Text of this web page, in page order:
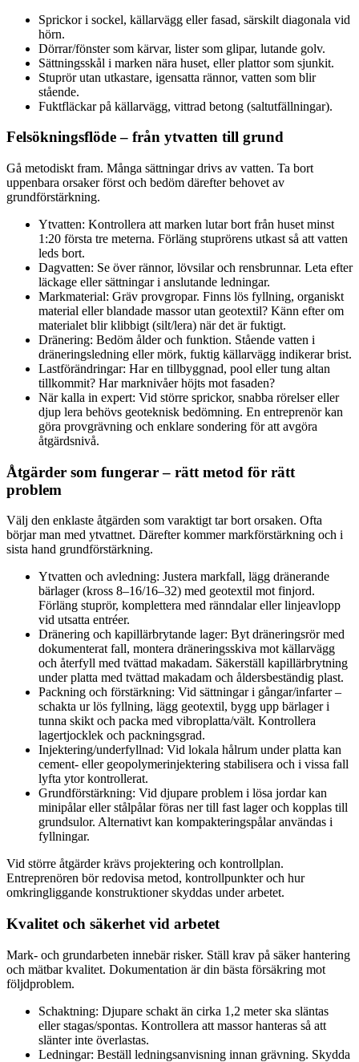
Sprickor i sockel, källarvägg eller fasad, särskilt diagonala vid
hörn.
Dörrar/fönster som kärvar, lister som glipar, lutande golv.
Sättningsskål i marken nära huset, eller plattor som sjunkit.
Stuprör utan utkastare, igensatta rännor, vatten som blir
stående.
Fuktfläckar på källarvägg, vittrad betong (saltutfällningar).
Felsökningsflöde – från ytvatten till grund
Gå metodiskt fram. Många sättningar drivs av vatten. Ta bort
uppenbara orsaker först och bedöm därefter behovet av
grundförstärkning.
Ytvatten: Kontrollera att marken lutar bort från huset minst
1:20 första tre meterna. Förläng stuprörens utkast så att vatten
leds bort.
Dagvatten: Se över rännor, lövsilar och rensbrunnar. Leta efter
läckage eller sättningar i anslutande ledningar.
Markmaterial: Gräv provgropar. Finns lös fyllning, organiskt
material eller blandade massor utan geotextil? Känn efter om
materialet blir klibbigt (silt/lera) när det är fuktigt.
Dränering: Bedöm ålder och funktion. Stående vatten i
dräneringsledning eller mörk, fuktig källarvägg indikerar brist.
Lastförändringar: Har en tillbyggnad, pool eller tung altan
tillkommit? Har marknivåer höjts mot fasaden?
När kalla in expert: Vid större sprickor, snabba rörelser eller
djup lera behövs geoteknisk bedömning. En entreprenör kan
göra provgrävning och enklare sondering för att avgöra
åtgärdsnivå.
Åtgärder som fungerar – rätt metod för rätt
problem
Välj den enklaste åtgärden som varaktigt tar bort orsaken. Ofta
börjar man med ytvattnet. Därefter kommer markförstärkning och i
sista hand grundförstärkning.
Ytvatten och avledning: Justera markfall, lägg dränerande
bärlager (kross 8–16/16–32) med geotextil mot finjord.
Förläng stuprör, komplettera med ränndalar eller linjeavlopp
vid utsatta entréer.
Dränering och kapillärbrytande lager: Byt dräneringsrör med
dokumenterat fall, montera dräneringsskiva mot källarvägg
och återfyll med tvättad makadam. Säkerställ kapillärbrytning
under platta med tvättad makadam och åldersbeständig plast.
Packning och förstärkning: Vid sättningar i gångar/infarter –
schakta ur lös fyllning, lägg geotextil, bygg upp bärlager i
tunna skikt och packa med vibroplatta/vält. Kontrollera
lagertjocklek och packningsgrad.
Injektering/underfyllnad: Vid lokala hålrum under platta kan
cement- eller geopolymerinjektering stabilisera och i vissa fall
lyfta ytor kontrollerat.
Grundförstärkning: Vid djupare problem i lösa jordar kan
minipålar eller stålpålar föras ner till fast lager och kopplas till
grundsulor. Alternativt kan kompakteringspålar användas i
fyllningar.
Vid större åtgärder krävs projektering och kontrollplan.
Entreprenören bör redovisa metod, kontrollpunkter och hur
omkringliggande konstruktioner skyddas under arbetet.
Kvalitet och säkerhet vid arbetet
Mark- och grundarbeten innebär risker. Ställ krav på säker hantering
och mätbar kvalitet. Dokumentation är din bästa försäkring mot
följdproblem.
Schaktning: Djupare schakt än cirka 1,2 meter ska släntas
eller stagas/spontas. Kontrollera att massor hanteras så att
slänter inte överlastas.
Ledningar: Beställ ledningsanvisning innan grävning. Skydda